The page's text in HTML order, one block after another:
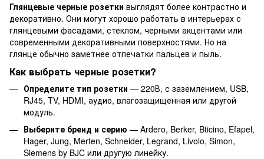
Глянцевые черные розетки выглядят более контрастно и
декоративно. Они могут хорошо работать в интерьерах с
глянцевыми фасадами, стеклом, черными акцентами или
современными декоративными поверхностями. Но на
глянце обычно заметнее отпечатки пальцев и пыль.
Как выбрать черные розетки?
Определите тип розетки — 220В, с заземлением, USB,
RJ45, TV, HDMI, аудио, влагозащищенная или другой
модуль.
Выберите бренд и серию — Ardero, Berker, Bticino, Efapel,
Hager, Jung, Merten, Schneider, Legrand, Livolo, Simon,
Siemens by BJC или другую линейку.